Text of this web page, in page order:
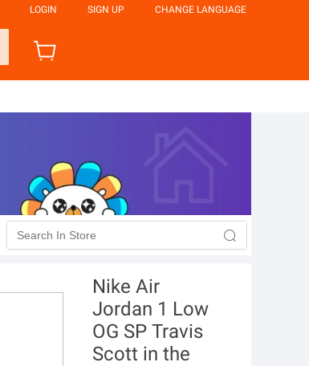
LOGIN SIGN UP CHANGE LANGUAGE

Nike Air
Jordan 1 Low
OG SP Travis
Scott in the